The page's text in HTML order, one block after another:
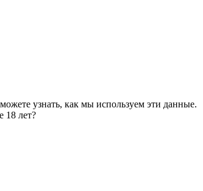
узнать, как мы используем эти данные.
18 лет?